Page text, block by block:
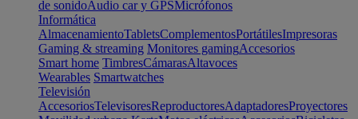
de sonidoAudio car y GPSMicrófonos
Informática
AlmacenamientoTabletsComplementosPortátilesImpresoras
Gaming & streaming Monitores gamingAccesorios
Smart home TimbresCámarasAltavoces
Wearables Smartwatches
Televisión
AccesoriosTelevisoresReproductoresAdaptadoresProyectores